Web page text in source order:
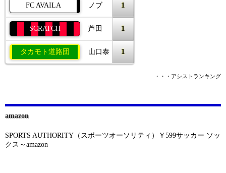
FC AVAILA ノブ 1
SCRATCH 芦田 1
タカモト道路団 山口泰 1
・・・アシストランキング
amazon
SPORTS AUTHORITY（スポーツオーソリティ）￥599サッカー ソッ
クス～amazon